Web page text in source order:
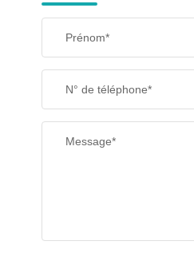
SUPERFICIE :
RESTAURANTS ET CAFÉS
Prénom*
N° de téléphone*
Message*